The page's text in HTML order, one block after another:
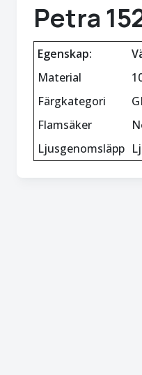
Petra
Egenskap:
Material
Färgkategori
Flamsäker
Ljusgenomsläpp